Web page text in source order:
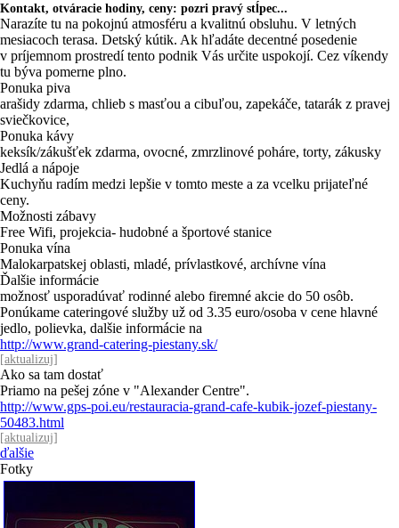
Kontakt, otváracie hodiny, ceny: pozri pravý stĺpec...
Narazíte tu na pokojnú atmosféru a kvalitnú obsluhu. V letných
mesiacoch terasa. Detský kútik. Ak hľadáte decentné posedenie
v príjemnom prostredí tento podnik Vás určite uspokojí. Cez víkendy
tu býva pomerne plno.
Ponuka piva
arašidy zdarma, chlieb s masťou a cibuľou, zapekáče, tatarák z pravej
sviečkovice,
Ponuka kávy
keksík/zákušťek zdarma, ovocné, zmrzlinové poháre, torty, zákusky
Jedlá a nápoje
Kuchyňu radím medzi lepšie v tomto meste a za vcelku prijateľné
ceny.
Možnosti zábavy
Free Wifi, projekcia- hudobné a športové stanice
Ponuka vína
Malokarpatskej oblasti, mladé, prívlastkové, archívne vína
Ďalšie informácie
možnosť usporadúvať rodinné alebo firemné akcie do 50 osôb.
Ponúkame cateringové služby už od 3.35 euro/osoba v cene hlavné
jedlo, polievka, dalšie informácie na
http://www.grand-catering-piestany.sk/
[aktualizuj]
Ako sa tam dostať
Priamo na pešej zóne v "Alexander Centre".
http://www.gps-poi.eu/restauracia-grand-cafe-kubik-jozef-piestany-
50483.html
[aktualizuj]
ďalšie
Fotky